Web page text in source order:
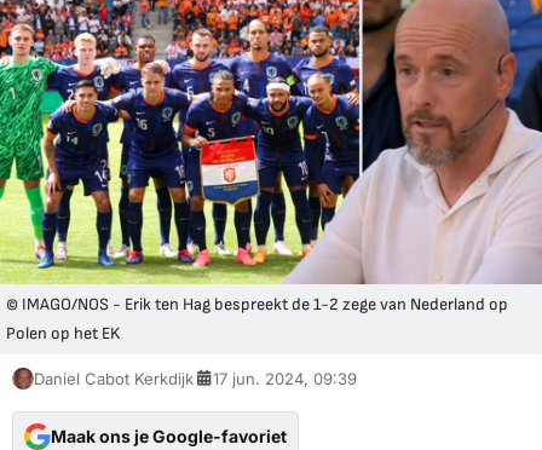
© IMAGO/NOS - Erik ten Hag bespreekt de 1-2 zege van Nederland op
Polen op het EK
Daniel Cabot Kerkdijk 17 jun. 2024, 09:39
Maak ons je Google-favoriet